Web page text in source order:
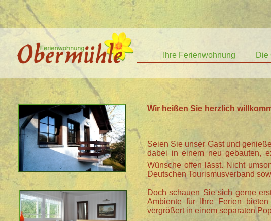
Ihre Ferienwohnung Die
Wir heißen Sie herzlich
Seien Sie unser Gast und
dabei in einem neu gebauten,
Wünsche offen lässt. Nicht
Deutschen Tourismusverband
Doch schauen Sie sich gerne
Ambiente für Ihre Ferien
vergrößert in einem separaten